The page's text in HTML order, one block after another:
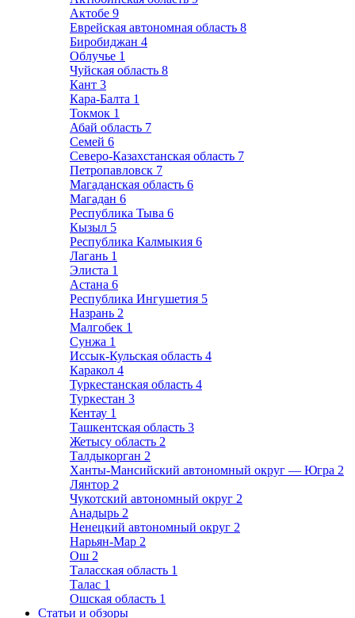
Актобе 9
Еврейская автономная область 8
Биробиджан 4
Облучье 1
Чуйская область 8
Кант 3
Кара-Балта 1
Токмок 1
Абай область 7
Семей 6
Северо-Казахстанская область 7
Петропавловск 7
Магаданская область 6
Магадан 6
Республика Тыва 6
Кызыл 5
Республика Калмыкия 6
Лагань 1
Элиста 1
Астана 6
Республика Ингушетия 5
Назрань 2
Малгобек 1
Сунжа 1
Иссык-Кульская область 4
Каракол 4
Туркестанская область 4
Туркестан 3
Кентау 1
Ташкентская область 3
Жетысу область 2
Талдыкорган 2
Ханты-Мансийский автономный округ — Югра 2
Лянтор 2
Чукотский автономный округ 2
Анадырь 2
Ненецкий автономный округ 2
Нарьян-Мар 2
Ош 2
Таласская область 1
Талас 1
Ошская область 1
Статьи и обзоры